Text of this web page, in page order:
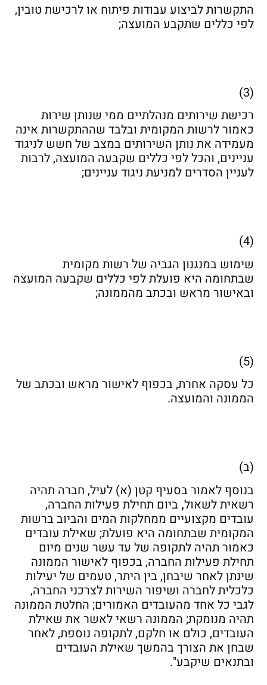
התקשרות לביצוע עבודות פיתוח או לרכישת טובין,
לפי כללים שתקבע המועצה;
(3)
רכישת שירותים מנהלתיים ממי שנותן שירות
כאמור לרשות המקומית ובלבד שההתקשרות אינה
מעמידה את נותן השירותים במצב של חשש לניגוד
עניינים, והכל לפי כללים שקבעה המועצה, לרבות
לעניין הסדרים למניעת ניגוד עניינים;
(4)
שימוש במנגנון הגביה של רשות מקומית
שבתחומה היא פועלת לפי כללים שקבעה המועצה
ובאישור מראש ובכתב מהממונה;
(5)
כל עסקה אחרת, בכפוף לאישור מראש ובכתב של
הממונה והמועצה.
(ב)
בנוסף לאמור בסעיף קטן (א) לעיל, חברה תהיה
רשאית לשאול, ביום תחילת פעילות החברה,
עובדים מקצועיים ממחלקות המים והביוב ברשות
המקומית שבתחומה היא פועלת; שאילת עובדים
כאמור תהיה לתקופה של עד עשר שנים מיום
תחילת פעילות החברה, בכפוף לאישור הממונה
שינתן לאחר שיבחן, בין היתר, טעמים של יעילות
כלכלית לחברה ושיפור השירות לצרכני החברה,
לגבי כל אחד מהעובדים האמורים; החלטת הממונה
תהיה מנומקת; הממונה רשאי לאשר את שאילת
העובדים, כולם או חלקם, לתקופה נוספת, לאחר
שבחן את הצורך בהמשך שאילת העובדים
ובתנאים שיקבע".